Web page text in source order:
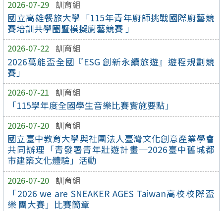
2026-07-29 訓育組
國立高雄餐旅大學「115年青年廚師挑戰國際廚藝競
賽培訓共學圈暨模擬廚藝競賽 」
2026-07-22 訓育組
2026萬能盃全國『ESG 創新永續旅遊』遊程規劃競
賽」
2026-07-21 訓育組
「115學年度全國學生音樂比賽實施要點」
2026-07-20 訓育組
國立臺中教育大學與社團法人臺灣文化創意產業學會
共同辦理「青發署青年壯遊計畫─2026臺中舊城都
市建築文化體驗」活動
2026-07-20 訓育組
「2026 we are SNEAKER AGES Taiwan高校校際盃
樂 團大賽」比賽簡章